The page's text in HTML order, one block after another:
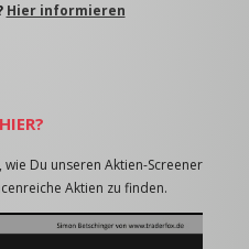
Hier informieren
Du unseren Aktien-Screener
Aktien zu finden.